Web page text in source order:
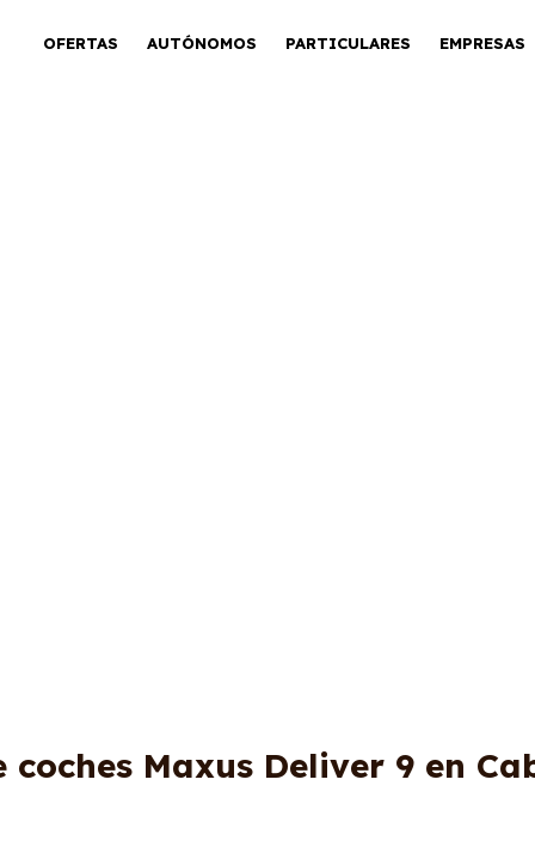
OFERTAS AUTÓNOMOS PARTICULARES EMPRESAS
coches Maxus Deliver 9 en